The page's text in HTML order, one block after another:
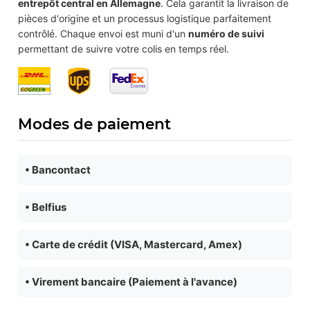
entrepôt central en Allemagne. Cela garantit la livraison de
pièces d'origine et un processus logistique parfaitement
contrôlé. Chaque envoi est muni d'un numéro de suivi
permettant de suivre votre colis en temps réel.
Modes de paiement
• Bancontact
• Belfius
• Carte de crédit (VISA, Mastercard, Amex)
• Virement bancaire (Paiement à l'avance)